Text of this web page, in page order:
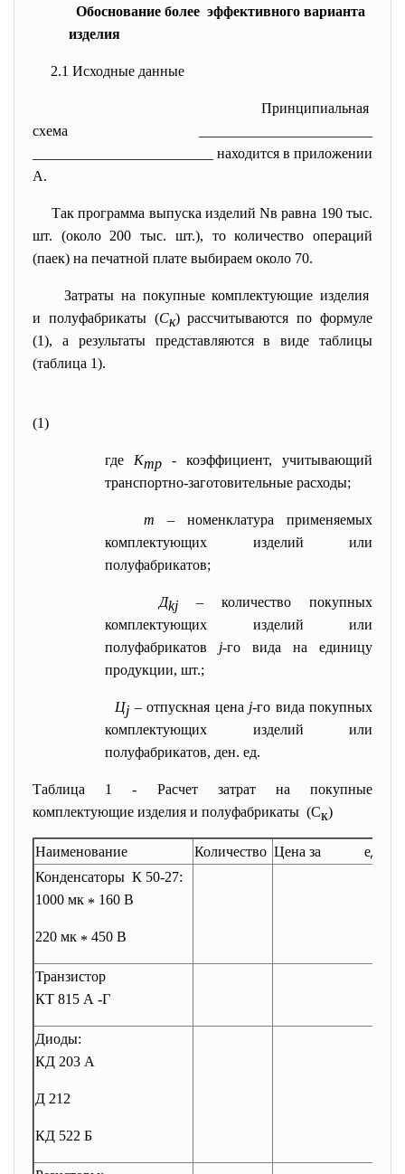
Обоснование более эффективного варианта
изделия
2.1 Исходные данные
Принципиальная
схема ________________________
_________________________ находится в приложении
А.
Так программа выпуска изделий Nв равна 190 тыс.
шт. (около 200 тыс. шт.), то количество операций
(паек) на печатной плате выбираем около 70.
Затраты на покупные комплектующие изделия
и полуфабрикаты (Ск) рассчитываются по формуле
(1), а результаты представляются в виде таблицы
(таблица 1).
(1)
где Ктр - коэффициент, учитывающий
транспортно-заготовительные расходы;
m – номенклатура применяемых
комплектующих изделий или
полуфабрикатов;
Дkj – количество покупных
комплектующих изделий или
полуфабрикатов j-го вида на единицу
продукции, шт.;
Цj – отпускная цена j-гo вида покупных
комплектующих изделий или
полуфабрикатов, ден. ед.
Таблица 1 - Расчет затрат на покупные
комплектующие изделия и полуфабрикаты (Ск)
Наименование Количество Цена за
Конденсаторы К 50-27:
1000 мк * 160 В
220 мк * 450 В
Транзистор
КТ 815 А -Г
Диоды:
КД 203 А
Д 212
КД 522 Б